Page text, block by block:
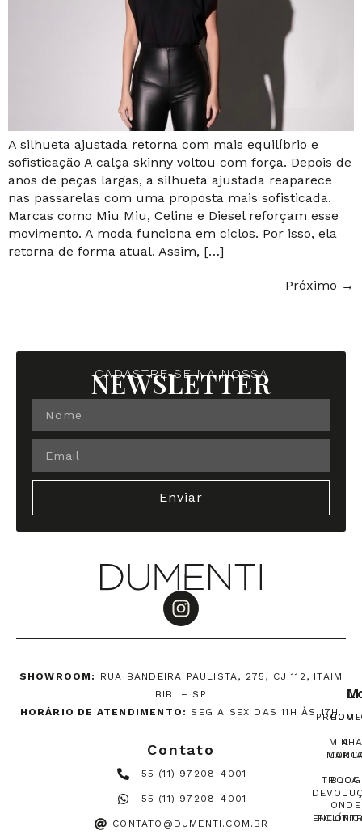
A silhueta ajustada retorna com mais equilíbrio e
sofisticação A calça skinny voltou com força. Depois de
anos de peças largas, a silhueta ajustada reaparece
nas passarelas com uma proposta mais sofisticada.
Marcas como Miu Miu, Celine e Diesel reforçam esse
movimento. A moda funciona em ciclos. Por isso, ela
retorna de forma atual. Assim, […]
Próximo →
CADASTRE-SE NA NOSSA
NEWSLETTER
Enviar
HOME
A
BLOG
ONDE
TROCA
SHOWROOM:
RUA BANDEIRA PAULISTA, 275, CJ 112, ITAIM
BIBI – SP
HORÁRIO DE ATENDIMENTO: SEG A SEX DAS 11H ÀS 17H.
Contato
+55 (11) 97208-4001
+55 (11) 97208-4001
CONTATO@DUMENTI.COM.BR